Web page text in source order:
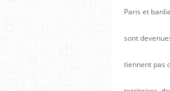
Paris et
sont
tiennent pas